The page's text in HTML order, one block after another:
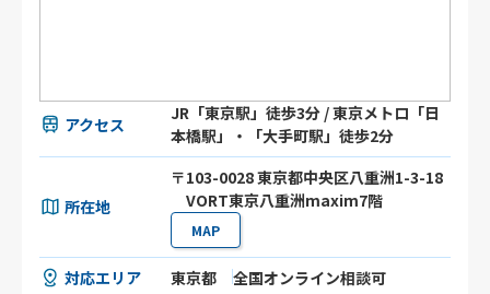
アクセス
JR「東京駅」徒歩3分 / 東京メトロ「日
本橋駅」・「大手町駅」徒歩2分
所在地
〒103-0028 東京都中央区八重洲1-3-18
VORT東京八重洲maxim7階
MAP
対応エリア 東京都 全国オンライン相談可